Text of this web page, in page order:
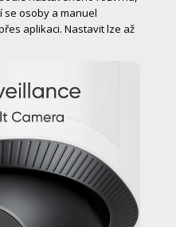
se osoby a manuel
aplikaci. Nastavit lze až